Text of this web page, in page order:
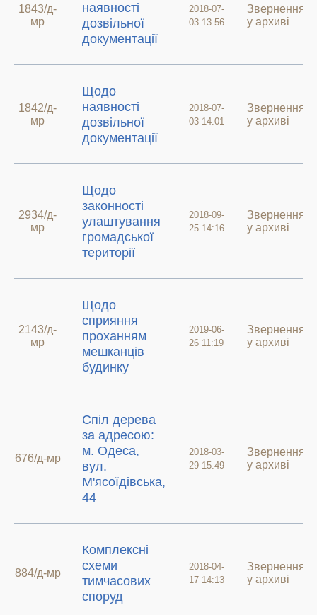
1843/д-
мр
наявності
дозвільної
документації
2018-07-
03 13:56
Звернення
у архиві
1842/д-
мр
Щодо
наявності
дозвільної
документації
2018-07-
03 14:01
Звернення
у архиві
2934/д-
мр
Щодо
законності
улаштування
громадської
території
2018-09-
25 14:16
Звернення
у архиві
2143/д-
мр
Щодо
сприяння
проханням
мешканців
будинку
2019-06-
26 11:19
Звернення
у архиві
676/д-мр
Спіл дерева
за адресою:
м. Одеса,
вул.
М'ясоїдівська,
44
2018-03-
29 15:49
Звернення
у архиві
884/д-мр
Комплексні
схеми
тимчасових
споруд
2018-04-
17 14:13
Звернення
у архиві